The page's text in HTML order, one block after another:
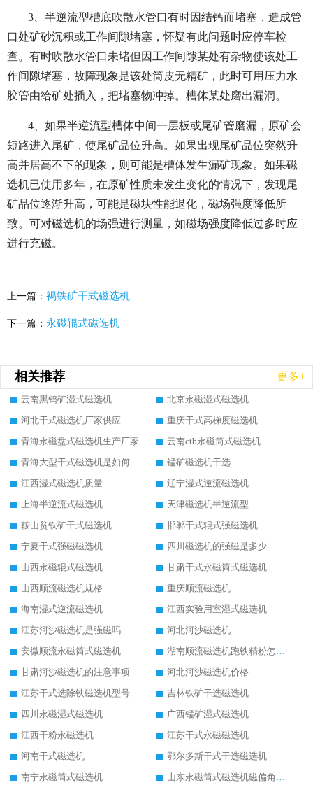
3、半逆流型槽底吹散水管口有时因结钙而堵塞，造成管
口处矿砂沉积或工作间隙堵塞，怀疑有此问题时应停车检
查。有时吹散水管口未堵但因工作间隙某处有杂物使该处工
作间隙堵塞，故障现象是该处筒皮无精矿，此时可用压力水
胶管由给矿处插入，把堵塞物冲掉。槽体某处磨出漏洞。
4、如果半逆流型槽体中间一层板或尾矿管磨漏，原矿会
短路进入尾矿，使尾矿品位升高。如果出现尾矿品位突然升
高并居高不下的现象，则可能是槽体发生漏矿现象。如果磁
选机已使用多年，在原矿性质未发生变化的情况下，发现尾
矿品位逐渐升高，可能是磁块性能退化，磁场强度降低所
致。可对磁选机的场强进行测量，如磁场强度降低过多时应
进行充磁。
上一篇： 褐铁矿干式磁选机
下一篇： 永磁辊式磁选机
相关推荐 更多+
云南黑钨矿湿式磁选机
北京永磁湿式磁选机
河北干式磁选机厂家供应
重庆干式高梯度磁选机
青海永磁盘式磁选机生产厂家
云南ctb永磁筒式磁选机
青海大型干式磁选机是如何选矿的
锰矿磁选机干选
江西湿式磁选机质量
辽宁湿式逆流磁选机
上海半逆流式磁选机
天津磁选机半逆流型
鞍山贫铁矿干式磁选机
邯郸干式辊式强磁选机
宁夏干式强磁磁选机
四川磁选机的强磁是多少
山西永磁辊式磁选机
甘肃干式永磁筒式磁选机
山西顺流磁选机规格
重庆顺流磁选机
海南湿式逆流磁选机
江西实验用室湿式磁选机
江苏河沙磁选机是强磁吗
河北河沙磁选机
安徽顺流永磁筒式磁选机
湖南顺流磁选机跑铁精粉怎么处理
甘肃河沙磁选机的注意事项
河北河沙磁选机价格
江苏干式选除铁磁选机型号
吉林铁矿干选磁选机
四川永磁湿式磁选机
广西锰矿湿式磁选机
江西干粉永磁选机
江苏干式永磁磁选机
河南干式磁选机
鄂尔多斯干式干选磁选机
南宁永磁筒式磁选机
山东永磁筒式磁选机磁偏角怎么调整